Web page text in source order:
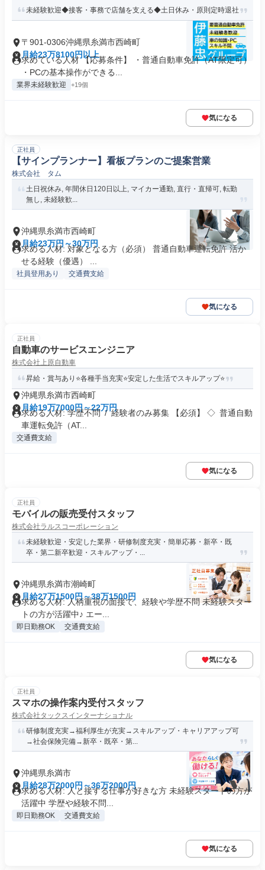
未経験歓迎◆接客・事務で店舗を支える◆土日休み・原則定時退社
〒901-0306沖縄県糸満市西崎町
月給23万8100円以上
求めている人材 【応募条件】 ・普通自動車免許（AT限定可）
・PCの基本操作ができる...
業界未経験歓迎 +19個
気になる
正社員
【サインプランナー】看板プランのご提案営業
株式会社 タム
土日祝休み, 年間休日120日以上, マイカー通勤, 直行・直帰可, 転勤
無し, 未経験歓...
沖縄県糸満市西崎町
月給23万円～30万円
求める人材: 対象となる方（必須） 普通自動車運転免許 活か
せる経験（優遇） ...
社員登用あり 交通費支給
気になる
正社員
自動車のサービスエンジニア
株式会社上原自動車
昇給・賞与あり⭐各種手当充実⭐安定した生活でスキルアップ⭐
沖縄県糸満市西崎町
月給19万7000円～22万円
求める人材: 学歴不問 / 経験者のみ募集 【必須】 ◇ 普通自動
車運転免許（AT...
交通費支給
気になる
正社員
モバイルの販売受付スタッフ
株式会社ラルスコーポレーション
未経験歓迎・安定した業界・研修制度充実・簡単応募・新卒・既
卒・第二新卒歓迎・スキルアップ・...
沖縄県糸満市潮崎町
月給27万1500円～38万1500円
求める人材: 人柄重視の面接で、経験や学歴不問 未経験スター
トの方が活躍中♪ エー...
即日勤務OK 交通費支給
気になる
正社員
スマホの操作案内受付スタッフ
株式会社タックスインターナショナル
研修制度充実→福利厚生が充実→スキルアップ・キャリアアップ可
→社会保険完備→新卒・既卒・第...
沖縄県糸満市
月給28万2000円～36万2000円
求める人材: 人と接する仕事が好きな方 未経験スタートの方が
活躍中 学歴や経験不問...
即日勤務OK 交通費支給
気になる